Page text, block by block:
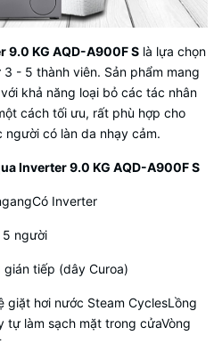
9.0 KG AQD-A900F S là lựa chọn
- 5 thành viên. Sản phẩm mang
khả năng loại bỏ các tác nhân
cách tối ưu, rất phù hợp cho
người có làn da nhạy cảm.
Inverter 9.0 KG AQD-A900F S
Inverter
5 người
tiếp (dây Curoa)
giặt hơi nước Steam CyclesLồng
tự làm sạch mặt trong cửaVòng